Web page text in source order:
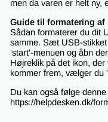
men da varen er helt ny,
Guide til formatering af
Sådan formaterer du dit
samme. Sæt USB-
'start'-menuen og åbn
Højreklik på det ikon,
kommer frem, vælger du
Du kan også følge denne
https://helpdesken.dk/